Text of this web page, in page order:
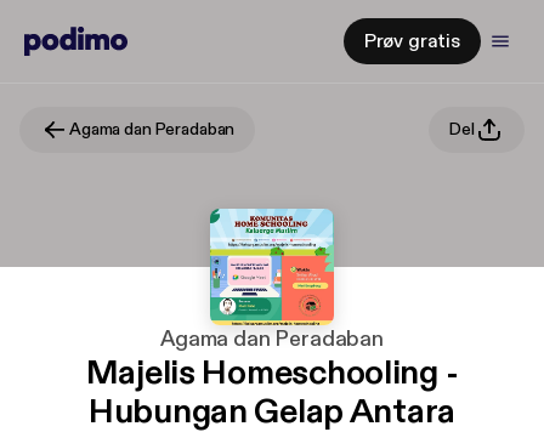
Prøv gratis
Agama dan Peradaban Del
Agama dan Peradaban
Majelis Homeschooling -
Hubungan Gelap Antara